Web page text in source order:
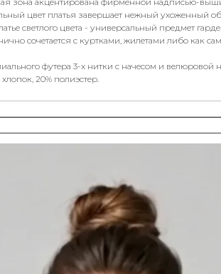
цвет платья завершает нежный ухоженный
светлого цвета - универсальный предмет
сочетается с куртками, жилетами либо как
футера 3-х нитки с начесом и велюровой
20% полиэстер.